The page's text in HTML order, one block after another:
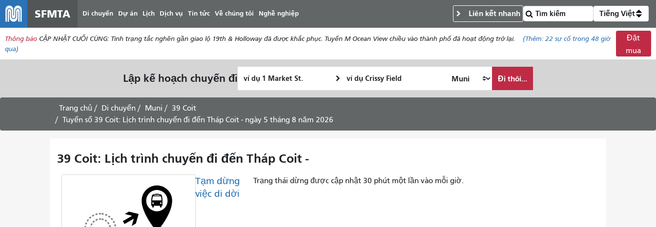
dung
SFMTA Di chuyển Dự án Lịch Dịch vụ Tin tức Về chúng tôi Nghề nghiệp Liên kết nhanh Tiếng Việt
Thông báo CẬP NHẬT CUỐI CÙNG: Tình trạng tắc nghẽn gần giao lộ 19th & Holloway đã được khắc phục. Tuyến M Ocean View chiều vào thành phố đã hoạt động trở lại. (Thêm: 22 sự cố trong 48 giờ
qua)
Đặt
mua
Lập kế hoạch chuyến đi
bắt
kết
muốn
lịch
Đi thôi...
Trang chủ Di chuyển Muni
39 Coit
Tuyến số 39 Coit: Lịch trình chuyến đi đến Tháp Coit - ngày 5 tháng 8 năm 2026
39 Coit: Lịch trình chuyến đi đến Tháp Coit -
Tạm dừng
việc di dời
Trạng thái dừng được cập nhật 30 phút một lần vào mỗi giờ.